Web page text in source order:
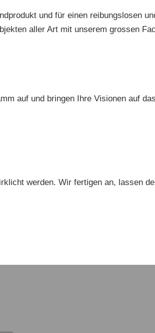
und für einen reibungslosen
aller Art mit unserem grossen
auf und bringen Ihre Visionen auf
werden. Wir fertigen an, lassen